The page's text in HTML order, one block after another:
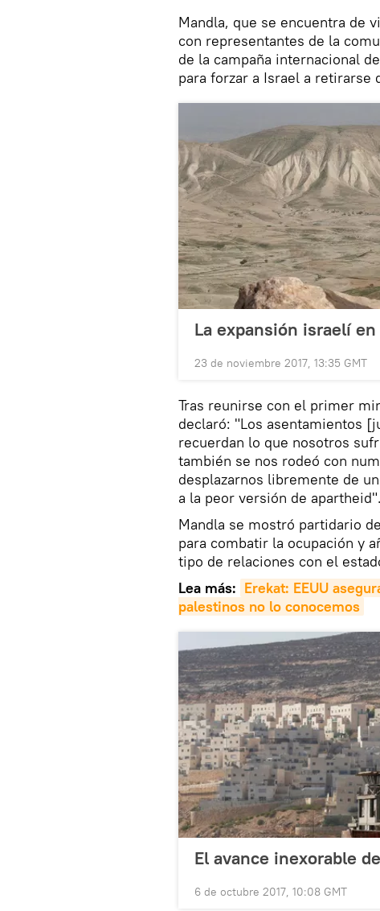
Mandla, que se encuentra de
con representantes de la
de la campaña internacional
para forzar a Israel a
La expansión israelí
23 de noviembre 2017, 13:35 GMT
Tras reunirse con el primer
declaró: "Los asentamientos
recuerdan lo que nosotros
también se nos rodeó con
desplazarnos libremente de
a la peor versión de apartheid".
Mandla se mostró partidario
para combatir la ocupación y
tipo de relaciones con el
Lea más: Erekat: EEUU
palestinos no lo conocemos
El avance inexorable
6 de octubre 2017, 10:08 GMT